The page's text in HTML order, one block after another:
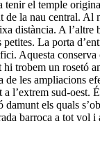
tenir el temple
de la nau central. Al
distància. A l’altre
La porta
Aquesta
hi trobem un rosetó
de les ampliacions
a l’extrem sud-oest.
damunt els quals
barroca a tot vol i